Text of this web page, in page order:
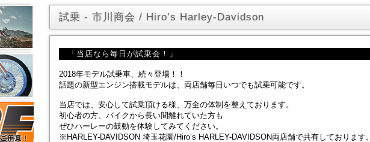
試乗 - 市川商会 / Hiro’s Harley-Davidson
「当店なら毎日が試乗会！」
2018年モデル試乗車、続々登場！！
話題の新型エンジン搭載モデルは、両店舗毎日いつでも試乗可能です。
当店では、安心して試乗頂ける様、万全の体制を整えております。
初心者の方、バイクから長い間離れていた方も
ぜひハーレーの鼓動を体験してみてください。
※HARLEY-DAVIDSON 埼玉花園/Hiro’s HARLEY-DAVIDSON両店舗で共有しております。